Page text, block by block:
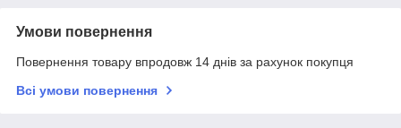
Умови повернення
Повернення товару впродовж 14 днів за рахунок покупця
Всі умови повернення